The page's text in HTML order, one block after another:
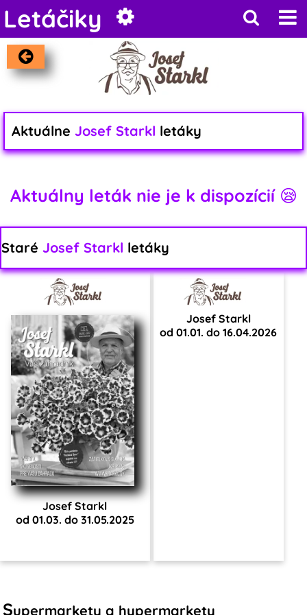
Letáčiky
Aktuálne Josef Starkl letáky
Aktuálny leták nie je k dispozícií 😪
Staré Josef Starkl letáky
Josef Starkl
od 01.03. do 31.05.2025
Josef Starkl
od 01.01. do 16.04.2026
Supermarkety a hypermarkety